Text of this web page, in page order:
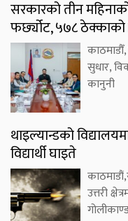
सरकारको तीन
फर्छ्योट, ५७८ ठेक्काको
सुधार,
कानुनी
थाइल्यान्डको
विद्यार्थी घाइते
उत्तरी